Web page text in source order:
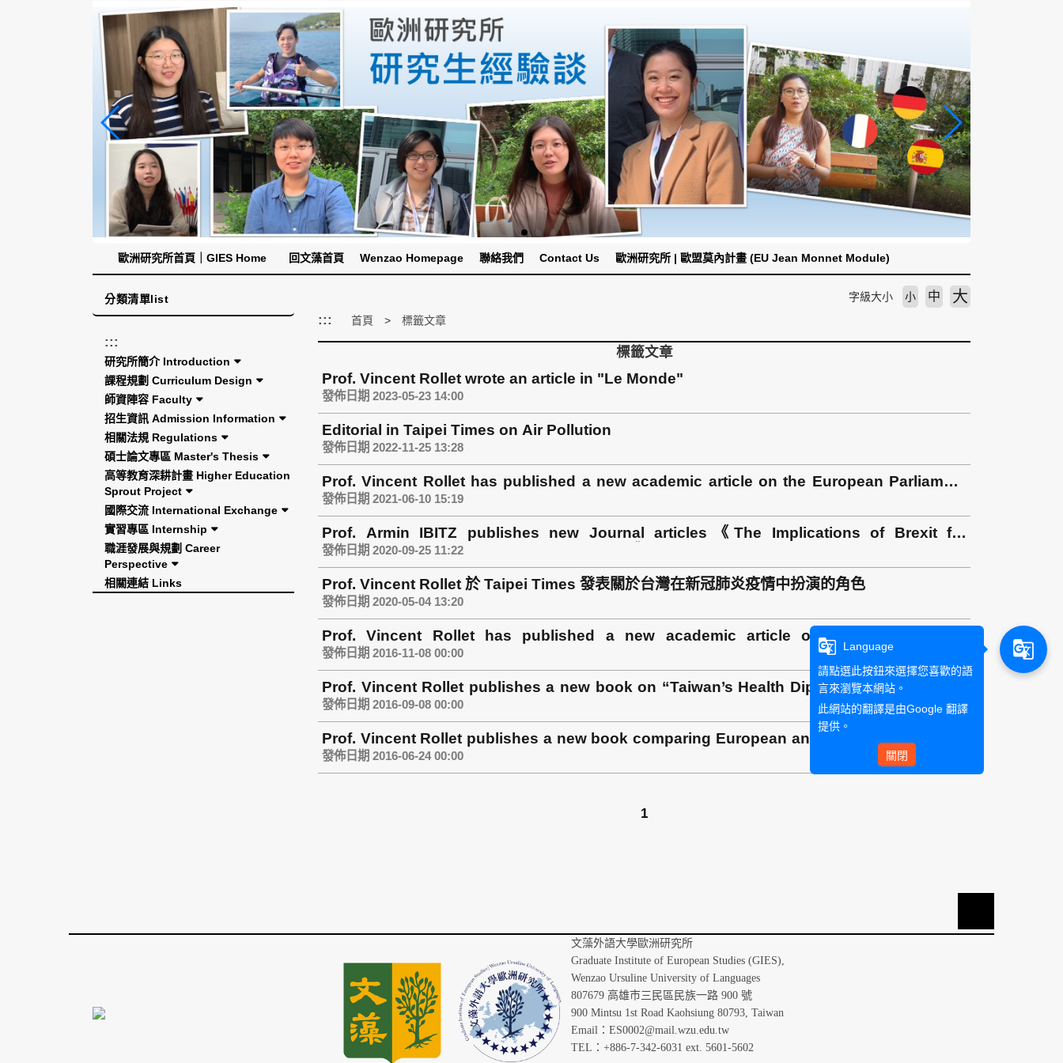
歐洲研究所首頁｜GIES Home 回文藻首頁 Wenzao Homepage 聯絡我們 Contact Us 歐洲研究所 | 歐盟莫內計畫 (EU Jean Monnet Module)
分類清單list
:::
研究所簡介 Introduction
課程規劃 Curriculum Design
師資陣容 Faculty
招生資訊 Admission Information
相關法規 Regulations
碩士論文專區 Master's Thesis
高等教育深耕計畫 Higher Education
Sprout Project
國際交流 International Exchange
實習專區 Internship
職涯發展與規劃 Career
Perspective
相關連結 Links
::: 首頁 標籤文章
字級大小 小 中 大
標籤文章
Prof. Vincent Rollet wrote an article in "Le Monde"
發佈日期 2023-05-23 14:00
Editorial in Taipei Times on Air Pollution
發佈日期 2022-11-25 13:28
Prof. Vincent Rollet has published a new academic article on the European Parliament
and Global Health
發佈日期 2021-06-10 15:19
Prof. Armin IBITZ publishes new Journal articles《The Implications of Brexit for
Establishing a European Circular Economy》
發佈日期 2020-09-25 11:22
Prof. Vincent Rollet 於 Taipei Times 發表關於台灣在新冠肺炎疫情中扮演的角色
發佈日期 2020-05-04 13:20
Prof. Vincent Rollet has published a new academic article on EU-ASEAN health
interactions (Asia Europe Journal)!!
發佈日期 2016-11-08 00:00
Prof. Vincent Rollet publishes a new book on “Taiwan’s Health Diplomacy”.(September,
2016)
發佈日期 2016-09-08 00:00
Prof. Vincent Rollet publishes a new book comparing European and Asian Development
Assistance.(July, 2016)
發佈日期 2016-06-24 00:00
1
文藻外語大學歐洲研究所
Graduate Institute of European Studies (GIES),
Wenzao Ursuline University of Languages
807679 高雄市三民區民族一路 900 號
900 Mintsu 1st Road Kaohsiung 80793, Taiwan
Email：ES0002@mail.wzu.edu.tw
TEL：+886-7-342-6031 ext. 5601-5602
g_translate
Language
請點選此按鈕來選擇您喜歡的語
言來瀏覽本網站。
此網站的翻譯是由Google 翻譯
提供。
關閉
g_translate